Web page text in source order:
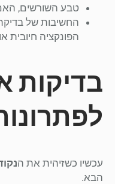
טבע השורשים,
החשיבות של
הפונקציה חיובית
בדיקות
עכשיו כשזיהית את ה
הבא.